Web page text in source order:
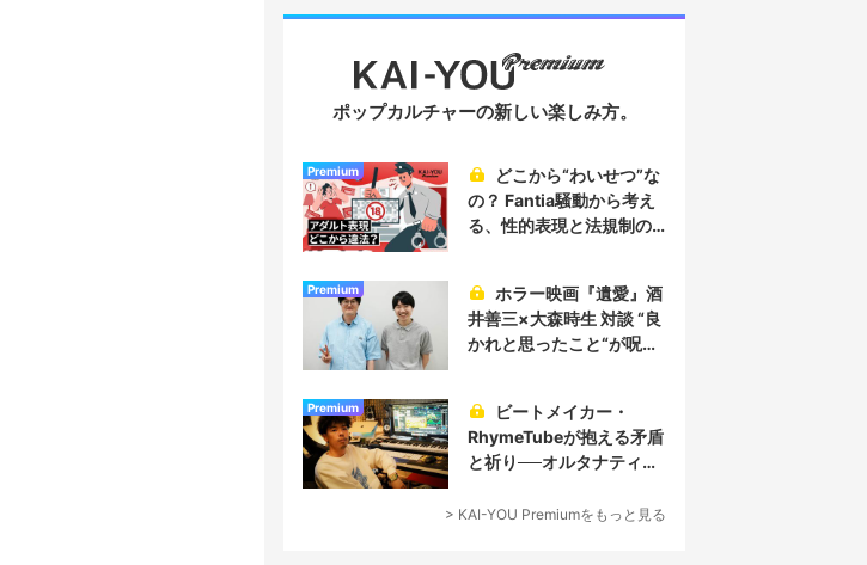
ポップカルチャーの新しい楽しみ方。
Premium
の？ Fantia騒動から考え
る、性的表現と法規制の
Premium
井善三×大森時生 対談 “良
かれと思ったこと“が呪い
Premium
RhymeTubeが抱える矛盾
と祈り──オルタナティブ
ューサー論
> KAI-YOU Premiumをもっと見る